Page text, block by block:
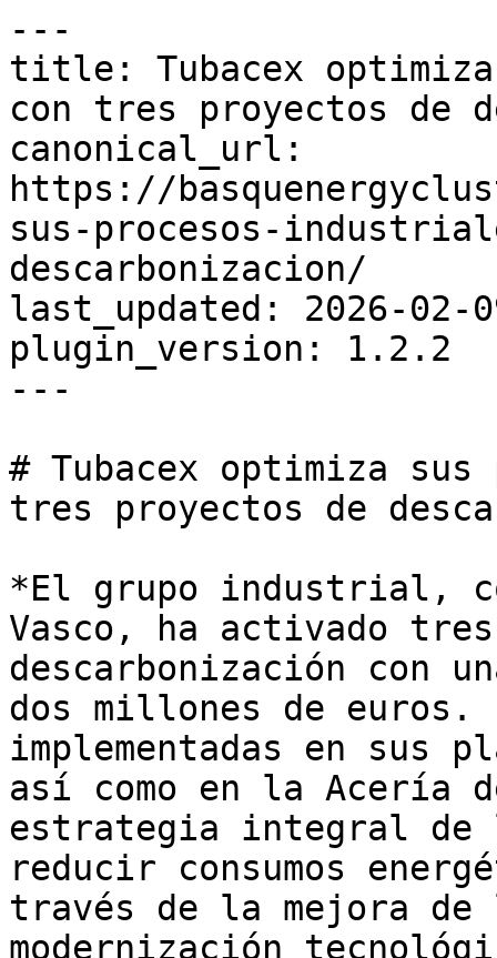
---
title: Tubacex
con tres proyectos de
canonical_url:
https://
sus-procesos-
descarbonizacion/
last_updated: 2026-02-
plugin_version: 1.2.2
---
# Tubacex optimiza
tres proyectos de
*El grupo industrial,
Vasco, ha activado
descarbonización con
dos millones de
implementadas en sus
así como en la Acería
estrategia integral de
reducir consumos
través de la mejora
modernización